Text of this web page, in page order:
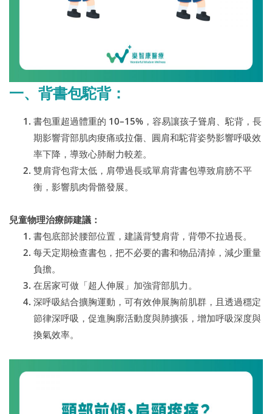
一、背書包駝背：
書包重超過體重的 10–15%，容易讓孩子聳肩、駝背，長
期影響背部肌肉痠痛或拉傷、圓肩和駝背姿勢影響呼吸效
率下降，導致心肺耐力較差。
雙肩背包背太低，肩帶過長或單肩背書包導致肩膀不平
衡，影響肌肉骨骼發展。
兒童物理治療師建議：
書包底部於腰部位置，建議背雙肩背，背帶不拉過長。
每天定期檢查書包，把不必要的書和物品清掉，減少重量
負擔。
在居家可做「超人伸展」加強背部肌力。
深呼吸結合擴胸運動，可有效伸展胸前肌群，且透過穩定
節律深呼吸，促進胸廓活動度與肺擴張，增加呼吸深度與
換氣效率。